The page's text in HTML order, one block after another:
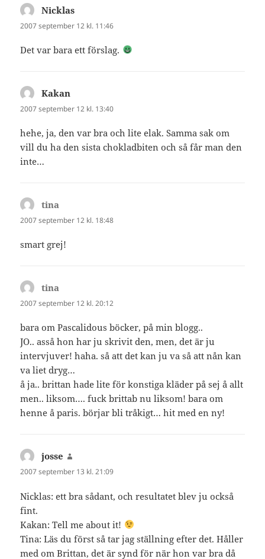
Nicklas
2007 september 12 kl. 11:46
Det var bara ett förslag.
Kakan
2007 september 12 kl. 13:40
hehe, ja, den var bra och lite elak. Samma sak om
vill du ha den sista chokladbiten och så får man den
inte…
tina
2007 september 12 kl. 18:48
smart grej!
tina
2007 september 12 kl. 20:12
bara om Pascalidous böcker, på min blogg..
JO.. asså hon har ju skrivit den, men, det är ju
intervjuver! haha. så att det kan ju va så att nån kan
va liet dryg…
å ja.. brittan hade lite för konstiga kläder på sej å allt
men.. liksom…. fuck brittab nu liksom! bara om
henne å paris. börjar bli tråkigt… hit med en ny!
josse
2007 september 13 kl. 21:09
Nicklas: ett bra sådant, och resultatet blev ju också
fint.
Kakan: Tell me about it!
Tina: Läs du först så tar jag ställning efter det. Håller
med om Brittan, det är synd för när hon var bra då